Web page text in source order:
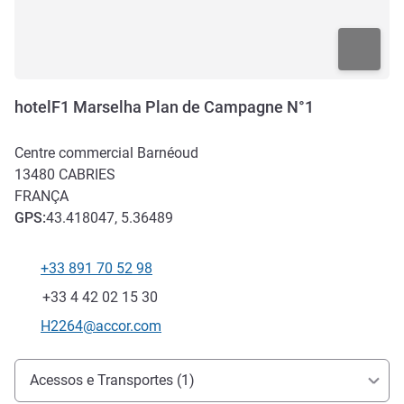
hotelF1 Marselha Plan de Campagne N°1
Centre commercial Barnéoud
13480 CABRIES
FRANÇA
GPS:43.418047, 5.36489
Telefone
+33 891 70 52 98
Fax
+33 4 42 02 15 30
E-mail de contacto
H2264@accor.com
Acesso e transporte
Acessos e Transportes (1)